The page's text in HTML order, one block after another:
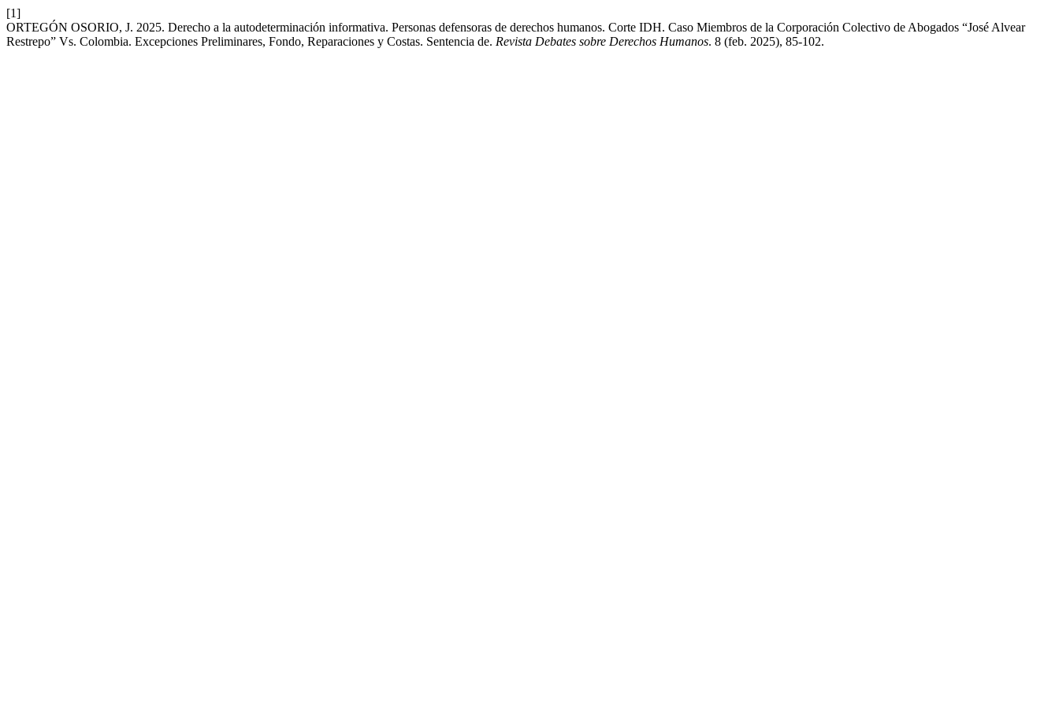
[1]
ORTEGÓN OSORIO, J. 2025. Derecho a la autodeterminación informativa. Personas defensoras de derechos humanos. Corte IDH. Caso Miembros de la Corporación Colectivo de Abogados “José Alvear
Restrepo” Vs. Colombia. Excepciones Preliminares, Fondo, Reparaciones y Costas. Sentencia de. Revista Debates sobre Derechos Humanos. 8 (feb. 2025), 85-102.